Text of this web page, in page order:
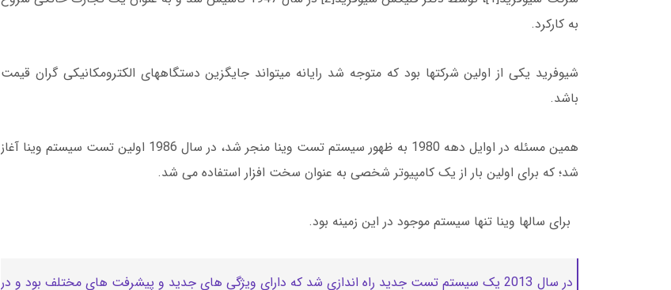
به کارکرد.
شیوفرید یکی از اولین شرکت­ها بود که متوجه شد رایانه می­تواند جایگزین دستگاه­های الکترومکانیکی گران قیمت
باشد.
همین مسئله در اوایل دهه 1980 به ظهور سیستم تست وینا منجر شد، در سال 1986 اولین تست سیستم وینا آغاز
شد؛ که برای اولین بار از یک کامپیوتر شخصی به عنوان سخت­ افزار استفاده می­ شد.
برای سال­ها وینا تنها سیستم موجود در این زمینه بود.
در سال 2013 یک سیستم تست جدید راه اندازی شد که دارای ویژگی ­های جدید و پیشرفت­ های مختلف بود و در